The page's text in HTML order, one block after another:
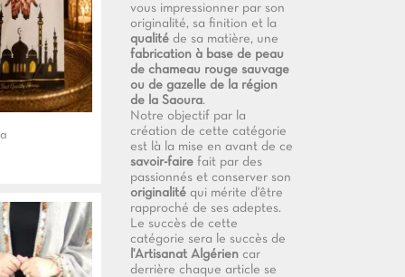
vous impressionner par son
originalité, sa finition et la
qualité de sa matière, une
fabrication à base de peau
de chameau rouge sauvage
ou de gazelle de la région
de la Saoura.
Notre objectif par la
création de cette catégorie
est là la mise en avant de ce
savoir-faire fait par des
passionnés et conserver son
originalité qui mérite d'être
rapproché de ses adeptes.
Le succès de cette
catégorie sera le succès de
l'Artisanat Algérien car
derrière chaque article se